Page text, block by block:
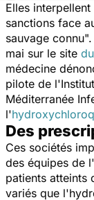
Elles
sanctions face
sauvage connu
mai sur le site du
médecine
pilote de
Méditerranée
l'
Des
Ces sociétés
des équipes de
patients atteints
variés que